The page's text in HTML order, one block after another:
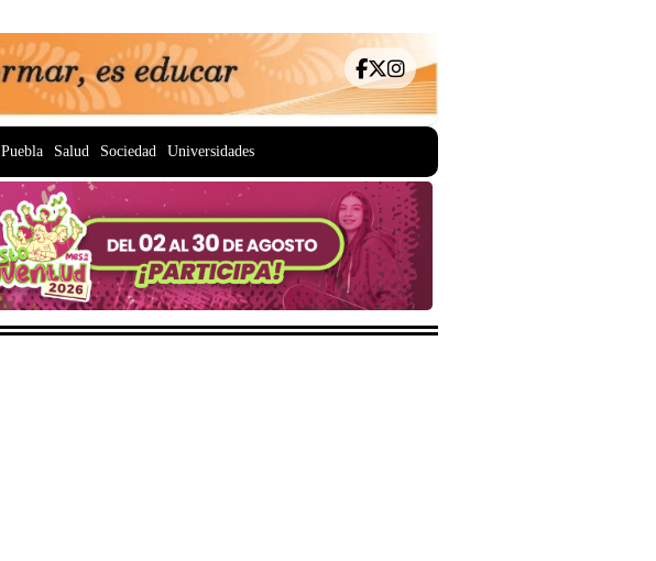
Puebla Salud Sociedad Universidades